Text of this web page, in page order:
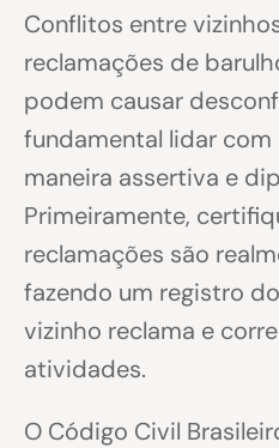
Conflitos entre
reclamações de
podem causar
fundamental lidar
maneira assertiva e
Primeiramente,
reclamações são
fazendo um registro
vizinho reclama e
atividades.
O Código Civil